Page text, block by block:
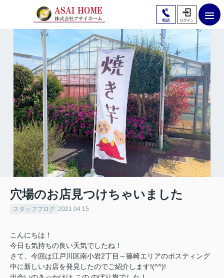
穴場のお店見つけちゃいました
スタッフブログ 2021.04.15
こんにちは！
今日も気持ちの良い天気でしたね！
さて、今回は江戸川区南小岩2丁目～篠崎エリアのポスティング
中に新しいお店を発見したのでご紹介します!(^^)!